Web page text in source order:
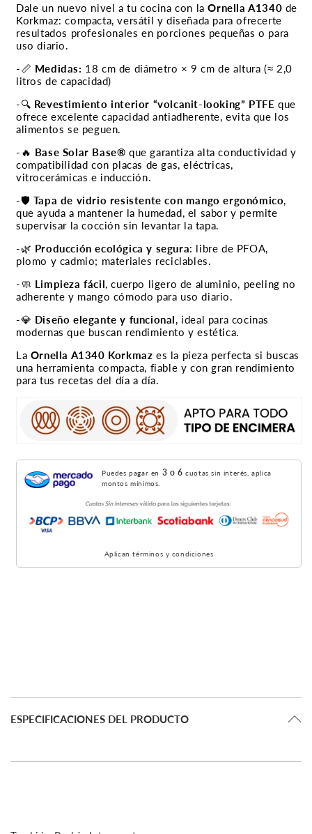
Dale un nuevo nivel a tu cocina con laOrnella A1340 de
Korkmaz: compacta, versátil y diseñada para ofrecerte
resultados profesionales en porciones pequeñas o para
uso diario.
-📏 Medidas: 18 cm de diámetro × 9 cm de altura (≈ 2,0
litros de capacidad)
-🔍 Revestimiento interior “volcanit-looking” PTFE que
ofrece excelente capacidad antiadherente, evita que los
alimentos se peguen.
-🔥 Base Solar Base® que garantiza alta conductividad y
compatibilidad con placas de gas, eléctricas,
vitrocerámicas e inducción.
-🛡️ Tapa de vidrio resistente con mango ergonómico,
que ayuda a mantener la humedad, el sabor y permite
supervisar la cocción sin levantar la tapa.
-🌿 Producción ecológica y segura: libre de PFOA,
plomo y cadmio; materiales reciclables.
-🧼 Limpieza fácil, cuerpo ligero de aluminio, peeling no
adherente y mango cómodo para uso diario.
-💎 Diseño elegante y funcional, ideal para cocinas
modernas que buscan rendimiento y estética.
La Ornella A1340 Korkmaz es la pieza perfecta si buscas
una herramienta compacta, fiable y con gran rendimiento
para tus recetas del día a día.
Puedes pagar en 3 o 6 cuotas sin interés, aplica
montos mínimos.
Aplican términos y condiciones
ESPECIFICACIONES DEL PRODUCTO